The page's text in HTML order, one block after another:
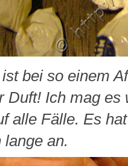
bei so einem
Duft! Ich mag
alle Fälle. Es
an.